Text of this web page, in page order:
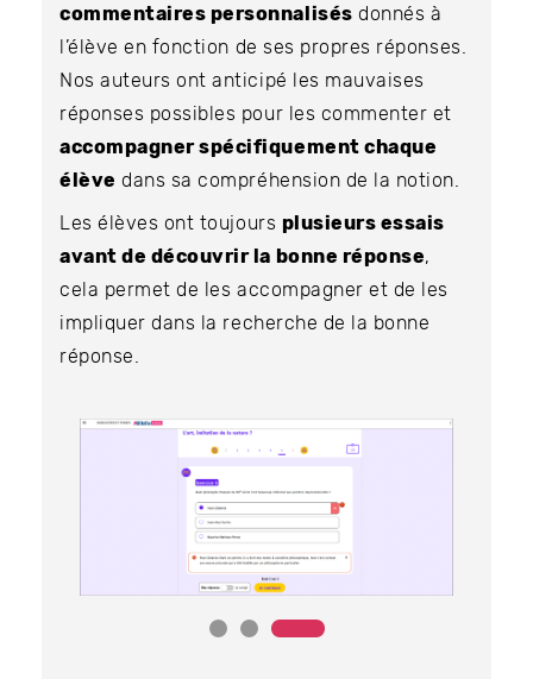
commentaires personnalisés donnés à
l’élève en fonction de ses propres réponses.
Nos auteurs ont anticipé les mauvaises
réponses possibles pour les commenter et
accompagner spécifiquement chaque
élève dans sa compréhension de la notion.
Les élèves ont toujours plusieurs essais
avant de découvrir la bonne réponse,
cela permet de les accompagner et de les
impliquer dans la recherche de la bonne
réponse.